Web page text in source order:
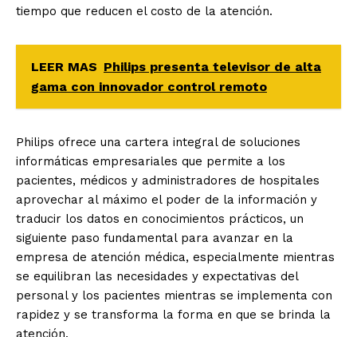
tiempo que reducen el costo de la atención.
LEER MAS Philips presenta televisor de alta
gama con innovador control remoto
Philips ofrece una cartera integral de soluciones
informáticas empresariales que permite a los
pacientes, médicos y administradores de hospitales
aprovechar al máximo el poder de la información y
traducir los datos en conocimientos prácticos, un
siguiente paso fundamental para avanzar en la
empresa de atención médica, especialmente mientras
se equilibran las necesidades y expectativas del
personal y los pacientes mientras se implementa con
rapidez y se transforma la forma en que se brinda la
atención.